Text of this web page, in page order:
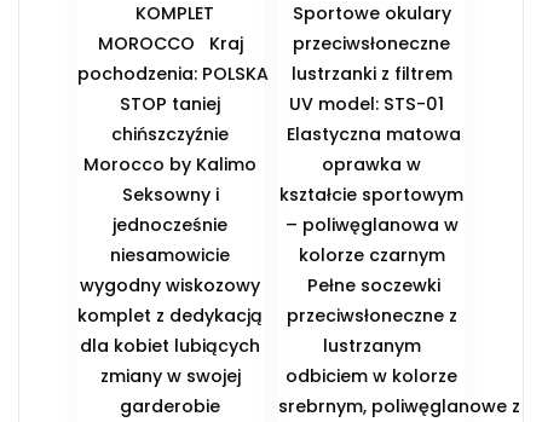
KOMPLET
MOROCCO Kraj
pochodzenia: POLSKA
STOP taniej
chińszczyźnie
Morocco by Kalimo
Seksowny i
jednocześnie
niesamowicie
wygodny wiskozowy
komplet z dedykacją
dla kobiet lubiących
zmiany w swojej
garderobie
Sportowe okulary
przeciwsłoneczne
lustrzanki z filtrem
UV model: STS-01
Elastyczna matowa
oprawka w
kształcie sportowym
– poliwęglanowa w
kolorze czarnym
Pełne soczewki
przeciwsłoneczne z
lustrzanym
odbiciem w kolorze
srebrnym, poliwęglanowe z